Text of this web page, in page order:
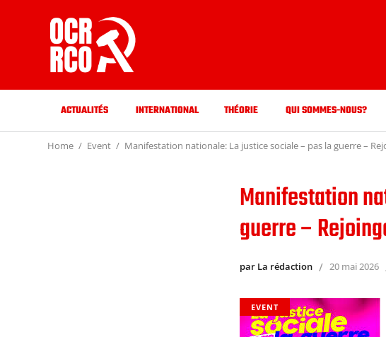
ACTUALITÉS INTERNATIONAL THÉORIE QUI SOMMES-NOUS?
Home Event Manifestation nationale: La justice sociale – pas la guerre –
Manifestation
guerre –
par La rédaction 20 mai 2026
EVENT